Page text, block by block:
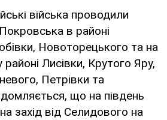
війська проводили
в районі
Новоторецького та на
районі Лисівки, Крутого Яру,
Петрівки та
що на південь
захід від Селидового на